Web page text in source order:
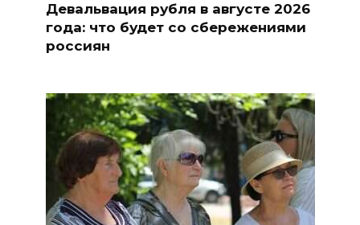
Девальвация рубля в августе 2026
года: что будет со сбережениями
россиян